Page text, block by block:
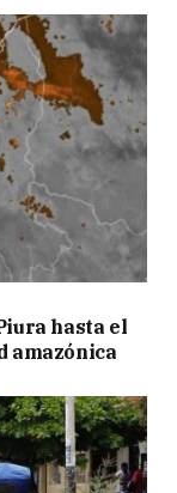
hasta el
amazónica